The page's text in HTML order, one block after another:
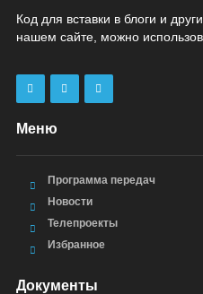
Код для вставки в блоги и
нашем сайте, можно
Меню
Программа передач
Новости
Телепроекты
Избранное
Документы